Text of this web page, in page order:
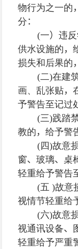
物行为之一的
分 ：
(一） 违
供水设施的 ，
损失和后果的
(二)在建
画、乱张贴，
予警告至记过
(三)践踏
教的 ，给予警
(四)故意
窗、玻璃、桌
轻重给予警告
(五 )故意
视情节轻重给
(六)故意
视通讯设备、
轻重给予严重